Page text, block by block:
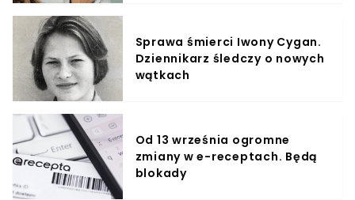
Sprawa śmierci Iwony Cygan.
Dziennikarz śledczy o nowych
wątkach
Od 13 września ogromne
zmiany w e-receptach. Będą
blokady